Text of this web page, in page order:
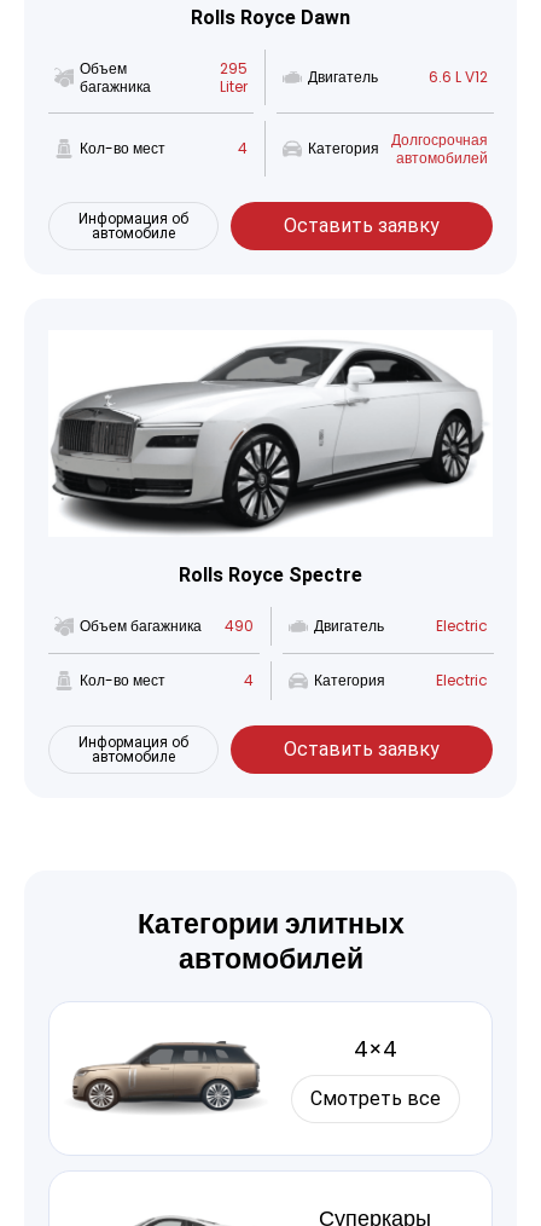
Rolls Royce Dawn
Объем
багажника
295
Liter
Двигатель 6.6 L V12
Кол-во мест 4 Категория
Долгосрочная
автомобилей
Информация об
автомобиле
Оставить заявку
Rolls Royce Spectre
Объем багажника 490 Двигатель Electric
Кол-во мест 4 Категория Electric
Информация об
автомобиле
Оставить заявку
Категории элитных
автомобилей
4×4
Смотреть все
Суперкары